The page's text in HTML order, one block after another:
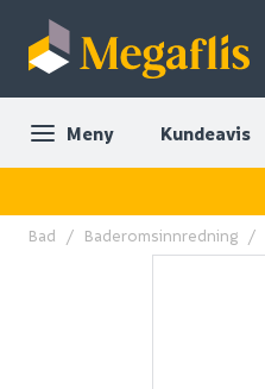
Meny Kundeavis
Bad Baderomsinnredning